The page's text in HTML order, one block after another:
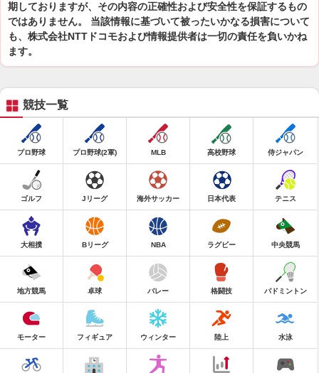
期しておりますが、その内容の正確性および安全性を保証するもの
ではありません。 当該情報に基づいて被ったいかなる損害について
も、株式会社NTTドコモおよび情報提供者は一切の責任を負いかね
ます。
競技一覧
プロ野球 プロ野球(2軍) MLB 高校野球 侍ジャパン
ゴルフ Jリーグ 海外サッカー 日本代表 テニス
大相撲 Bリーグ NBA ラグビー 中央競馬
地方競馬 卓球 バレー 格闘技 バドミントン
モーター フィギュア ウィンター 陸上 水泳